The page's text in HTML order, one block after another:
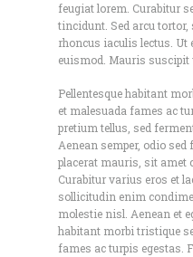
feugiat lorem. Curabitur
tincidunt. Sed arcu tortor,
rhoncus iaculis lectus.
euismod. Mauris suscipit
Pellentesque habitant
et malesuada fames ac
pretium tellus, sed
Aenean semper, odio
placerat mauris, sit amet
Curabitur varius eros et
sollicitudin enim
molestie nisl. Aenean et
habitant morbi tristique
fames ac turpis egestas.